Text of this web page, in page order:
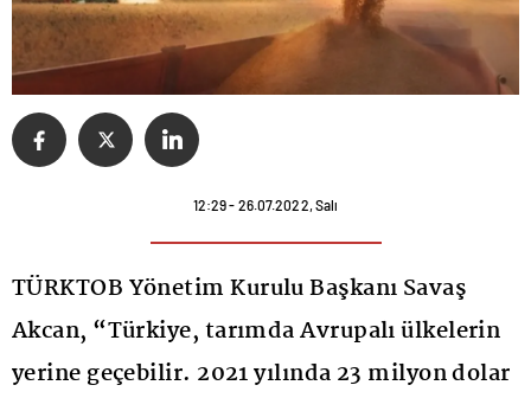
12:29 - 26.07.2022, Salı
TÜRKTOB Yönetim Kurulu Başkanı Savaş
Akcan, “Türkiye, tarımda Avrupalı ülkelerin
yerine geçebilir. 2021 yılında 23 milyon dolar